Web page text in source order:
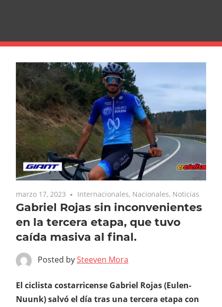
marzo 17, 2023 Internacionales, Nacionales, Noticias
Gabriel Rojas sin inconvenientes
en la tercera etapa, que tuvo
caída masiva al final.
Posted bySteeven Mora
El ciclista costarricense Gabriel Rojas (Eulen-
Nuunk) salvó el día tras una tercera etapa con